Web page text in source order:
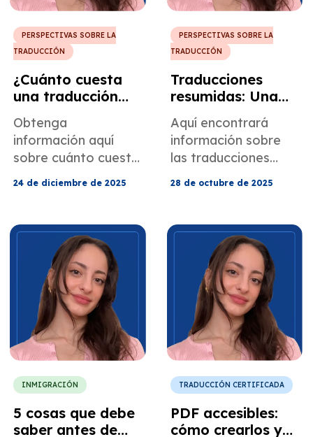
PERSPECTIVAS SOBRE LA
TRADUCCIÓN
¿Cuánto cuesta
una traducción
certificada?
Obtenga
información aquí
sobre cuánto cuesta
una traducción
ayudarlo a entregar
traducciones de
documentos que
cumplan con las
normas del USCIS.
24 de diciembre de 2025
PERSPECTIVAS SOBRE LA
TRADUCCIÓN
Traducciones
resumidas: Una
solución
inteligente para
USCIS y más allá
Aquí encontrará
información sobre
las traducciones
resumidas y cómo
traducciones de
documentos que
cumplan con los
requisitos del USCIS.
28 de octubre de 2025
INMIGRACIÓN
5 cosas que debe
saber antes de
TRADUCCIÓN CERTIFICADA
PDF accesibles:
cómo crearlos y